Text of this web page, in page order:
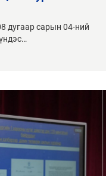
дугаар сарын 04-ний